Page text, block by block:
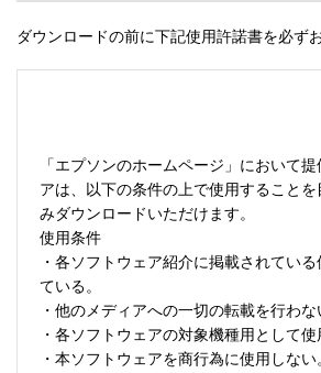
ダウンロードの前に下記使用許諾書を必ず
「エプソンのホームページ」において
アは、以下の条件の上で使用すること
みダウンロードいただけます。
使用条件
・各ソフトウェア紹介に掲載されてい
ている。
・他のメディアへの一切の転載を行わな
・各ソフトウェアの対象機種用として使
・本ソフトウェアを商行為に使用しな